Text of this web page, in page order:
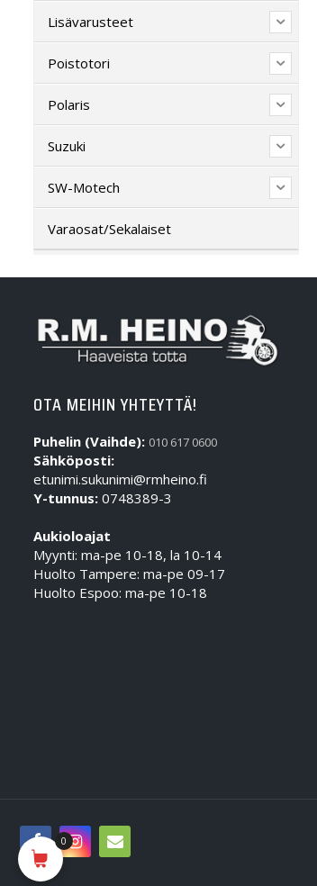
Lisävarusteet
Poistotori
Polaris
Suzuki
SW-Motech
Varaosat/Sekalaiset
OTA MEIHIN YHTEYTTÄ!
Puhelin (Vaihde): 010 617 0600
Sähköposti:
etunimi.sukunimi@rmheino.fi
Y-tunnus: 0748389-3
Aukioloajat
Myynti: ma-pe 10-18, la 10-14
Huolto Tampere: ma-pe 09-17
Huolto Espoo: ma-pe 10-18
0